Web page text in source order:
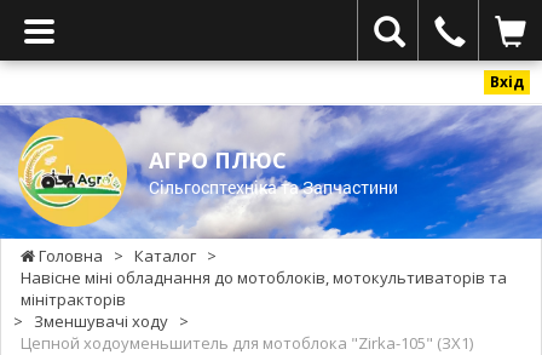
Вхід
АГРО ПЛЮС
Cільгосптехніка та Запчастини
Головна > Каталог >
Навісне міні обладнання до мотоблоків, мотокультиваторів та
мінітракторів
>
Зменшувачі ходу >
Цепной ходоуменьшитель для мотоблока "Zirka-105" (ЗХ1)